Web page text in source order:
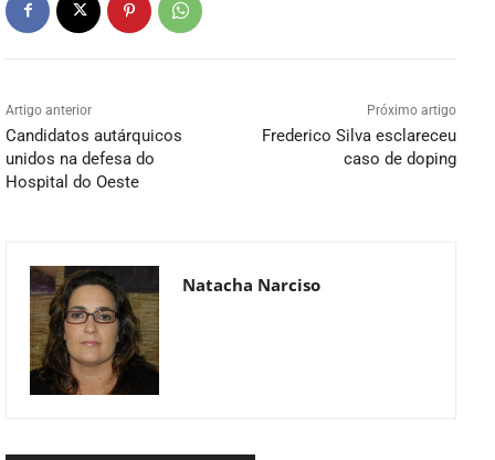
Artigo anterior
Candidatos autárquicos
unidos na defesa do
Hospital do Oeste
Próximo artigo
Frederico Silva esclareceu
caso de doping
Natacha Narciso